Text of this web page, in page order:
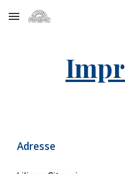
Skip to main content
Adresse